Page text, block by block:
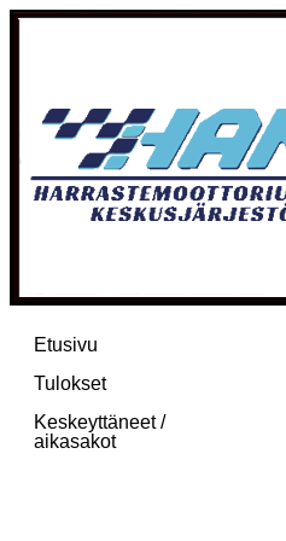
Etusivu
Tulokset
Keskeyttäneet /
aikasakot